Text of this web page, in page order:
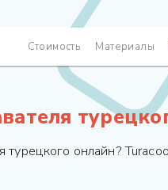
Стоимость Материалы
онлайн?